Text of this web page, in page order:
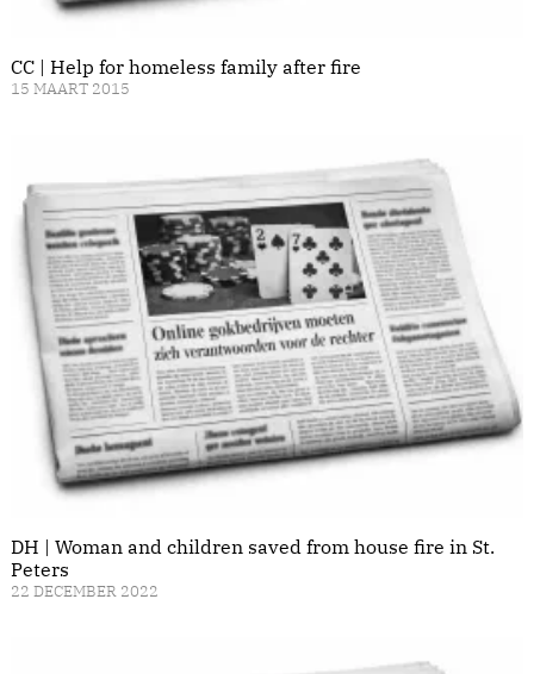
CC | Help for homeless family after fire
15 MAART 2015
DH | Woman and children saved from house fire in St.
Peters
22 DECEMBER 2022